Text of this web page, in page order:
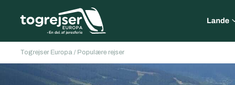
Lande
Togrejser Europa / Populære rejser